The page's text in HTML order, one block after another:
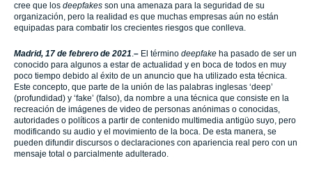
cree que los deepfakes son una amenaza para la seguridad de su
organización, pero la realidad es que muchas empresas aún no están
equipadas para combatir los crecientes riesgos que conlleva.
Madrid, 17 de febrero de 2021.– El término deepfake ha pasado de ser un
conocido para algunos a estar de actualidad y en boca de todos en muy
poco tiempo debido al éxito de un anuncio que ha utilizado esta técnica.
Este concepto, que parte de la unión de las palabras inglesas ‘deep’
(profundidad) y ‘fake’ (falso), da nombre a una técnica que consiste en la
recreación de imágenes de video de personas anónimas o conocidas,
autoridades o políticos a partir de contenido multimedia antigüo suyo, pero
modificando su audio y el movimiento de la boca. De esta manera, se
pueden difundir discursos o declaraciones con apariencia real pero con un
mensaje total o parcialmente adulterado.